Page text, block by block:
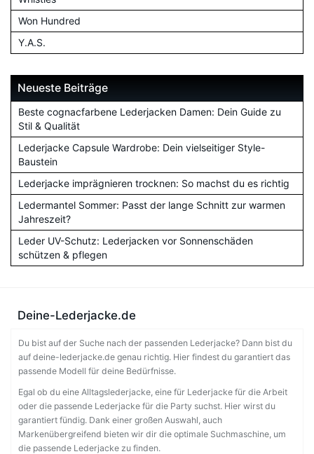
Won Hundred
Y.A.S.
Neueste Beiträge
Beste cognacfarbene Lederjacken Damen: Dein Guide zu
Stil & Qualität
Lederjacke Capsule Wardrobe: Dein vielseitiger Style-
Baustein
Lederjacke imprägnieren trocknen: So machst du es richtig
Ledermantel Sommer: Passt der lange Schnitt zur warmen
Jahreszeit?
Leder UV-Schutz: Lederjacken vor Sonnenschäden
schützen & pflegen
Deine-Lederjacke.de
Du bist auf der Suche nach der passenden Lederjacke? Dann bist du
auf deine-lederjacke.de genau richtig. Hier findest du garantiert das
passende Modell für deine Bedürfnisse.
Egal ob du eine Alltagslederjacke, eine für Lederjacke für die Arbeit
oder die passende Lederjacke für die Party suchst. Hier wirst du
garantiert fündig. Dank einer großen Auswahl, auch
Markenübergreifend bieten wir dir die optimale Suchmaschine, um
die passende Lederjacke zu finden.